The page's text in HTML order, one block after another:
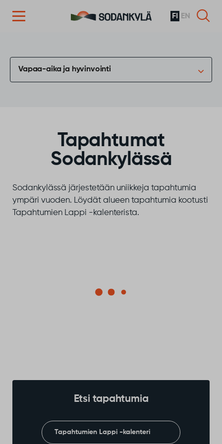
FI EN
Vapaa-aika ja hyvinvointi
Tapahtumat
Sodankylässä
Sodankylässä järjestetään uniikkeja tapahtumia
ympäri vuoden. Löydät alueen tapahtumia kootusti
Tapahtumien Lappi -kalenterista.
Etsi tapahtumia
Tapahtumien Lappi -kalenteri